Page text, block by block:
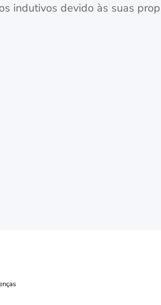
indutivos devido às suas